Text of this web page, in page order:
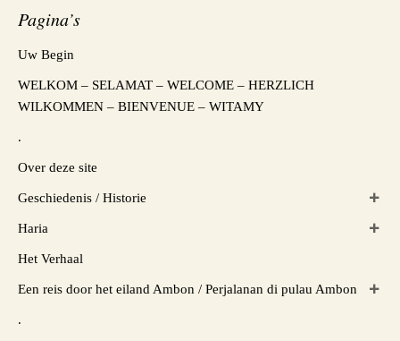
Pagina’s
Uw Begin
WELKOM – SELAMAT – WELCOME – HERZLICH
WILKOMMEN – BIENVENUE – WITAMY
.
Over deze site
Geschiedenis / Historie
Haria
Het Verhaal
Een reis door het eiland Ambon / Perjalanan di pulau Ambon
.